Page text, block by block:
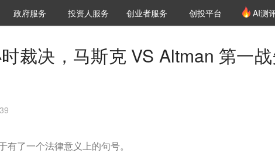
城市之窗
政府服务 VClub投资机构库
投资机构职位推介
投资人服务 创投氪堂
创业者服务 创投平台 AI测
裁决，马斯克 VS Altman 第一
了一个法律意义上的句号。